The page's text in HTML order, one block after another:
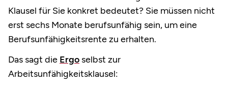
Klausel für Sie konkret bedeutet? Sie müssen nicht
erst sechs Monate berufsunfähig sein, um eine
Berufsunfähigkeitsrente zu erhalten.
Das sagt die Ergo selbst zur
Arbeitsunfähigkeitsklausel: